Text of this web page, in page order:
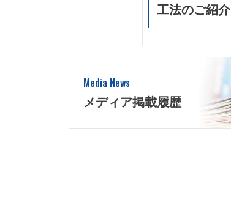
工法のご紹介
Media News
メディア掲載履歴